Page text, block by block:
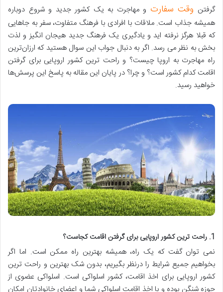
گرفتن وقت سفارت و مهاجرت به یک کشور جدید و شروع دوباره
همیشه جذاب است. ملاقات با افرادی با فرهنگ متفاوت، سفر به جاهایی
که قبلا هرگز نرفته اید و یادگیری یک فرهنگ جدید هیجان انگیز و لذت
بخش به نظر می رسد. اگر به دنبال جواب این سوال هستید که ارزان‌ترین
راه مهاجرت به اروپا چیست؟ و راحت ترین کشور اروپایی برای گرفتن
اقامت کدام کشور است؟ و چرا؟ در پایان این مقاله به پاسخ این پرسش‌ها
خواهید رسید.
1. راحت ترین کشور اروپایی برای گرفتن اقامت کجاست؟
نمی توان گفت که یک راه، همیشه بهترین راه ممکن است. اما اگر
بخواهیم جمیع شرایط را درنظر بگیریم، بدون شک بهترین و راحت ترین
کشور اروپایی برای اخذ اقامت، کشور اسلواکی است. اسلواکی عضوی از
حوزه شنگن بوده و با اخذ اقامت اسلواکی شما و اعضای خانوادتان امکان